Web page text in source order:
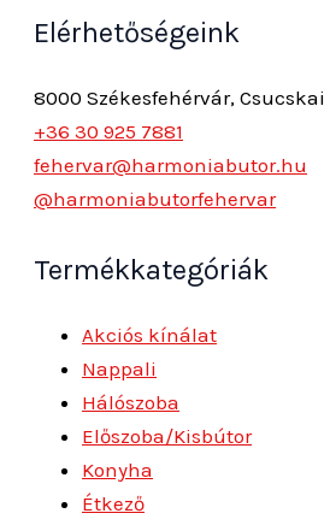
Elérhetőségeink
8000 Székesfehérvár, Csucskai
+36 30 925 7881
fehervar@harmoniabutor.hu
@harmoniabutorfehervar
Termékkategóriák
Akciós kínálat
Nappali
Hálószoba
Előszoba/Kisbútor
Konyha
Étkező